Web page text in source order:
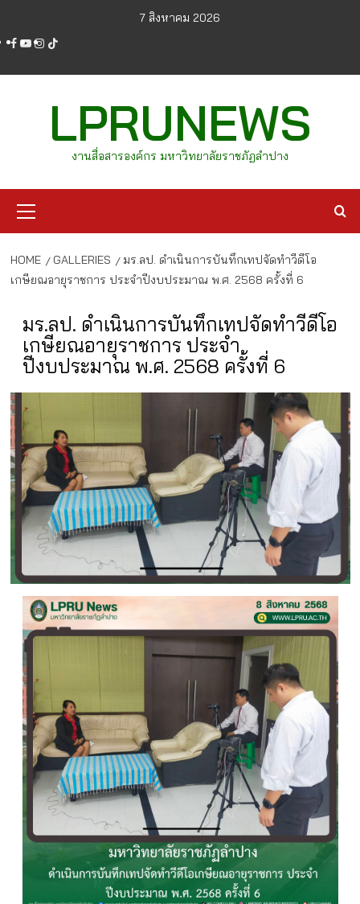
content
7 สิงหาคม 2026
facebook
youtube
instagram
tiktok
LPRUNEWS
งานสื่อสารองค์กร มหาวิทยาลัยราชภัฏลำปาง
Menu
HOME GALLERIES
มร.ลป. ดำเนินการบันทึกเทปจัดทำวีดีโอ
เกษียณอายุราชการ ประจำปีงบประมาณ พ.ศ. 2568 ครั้งที่ 6
มร.ลป. ดำเนินการบันทึกเทปจัดทำวีดีโอ
เกษียณอายุราชการ ประจำ
ปีงบประมาณ พ.ศ. 2568 ครั้งที่ 6